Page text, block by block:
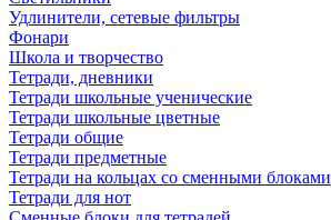
Удлинители, сетевые фильтры
Фонари
Школа и творчество
Тетради, дневники
Тетради школьные ученические
Тетради школьные цветные
Тетради общие
Тетради предметные
Тетради на кольцах со сменными блоками
Тетради для нот